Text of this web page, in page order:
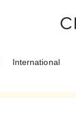
International